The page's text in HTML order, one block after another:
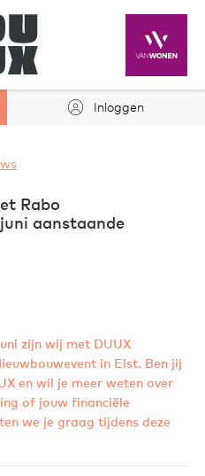
Inloggen
Rabo
aanstaande
zijn wij met DUUX
in Elst. Ben jij
en wil je meer weten over
of jouw financiële
we je graag tijdens deze